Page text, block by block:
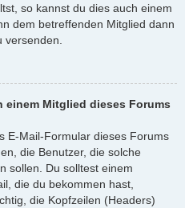
so kannst du dies auch einem
dem betreffenden Mitglied dann
versenden.
einem Mitglied dieses Forums
E-Mail-Formular dieses Forums
die Benutzer, die solche
sollen. Du solltest einem
die du bekommen hast,
die Kopfzeilen (Headers)